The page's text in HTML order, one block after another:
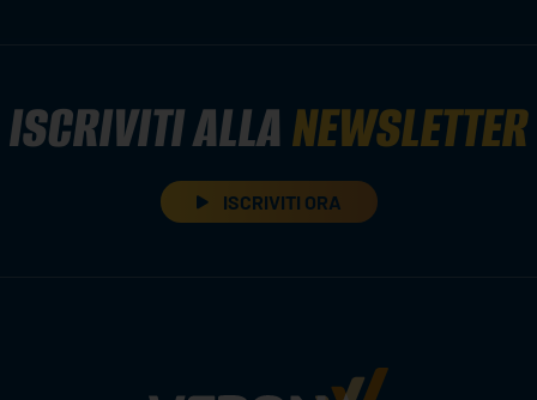
ISCRIVITI ALLANEWSLETTER
ISCRIVITI ORA